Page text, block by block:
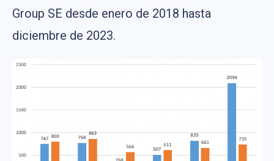
Group SE desde enero de 2018 hasta
diciembre de 2023.